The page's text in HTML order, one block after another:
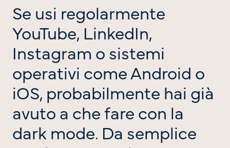
Se usi regolarmente
YouTube, LinkedIn,
Instagram o sistemi
operativi come Android o
iOS, probabilmente hai già
avuto a che fare con la
dark mode. Da semplice